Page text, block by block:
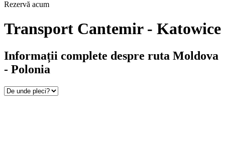
Rezervă acum
Transport Cantemir - Katowice
Informații complete despre ruta Moldova
- Polonia